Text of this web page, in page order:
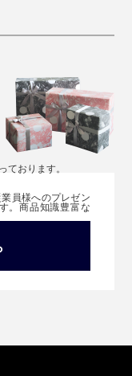
おります。
員様へのプレゼン
。商品知識豊富な